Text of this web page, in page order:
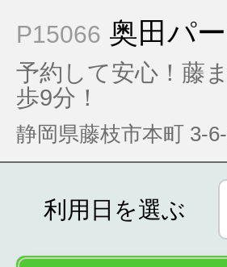
P15066 奥田パ
予約して安心！藤
歩9分！
静岡県藤枝市本町 3-
利用日を選ぶ